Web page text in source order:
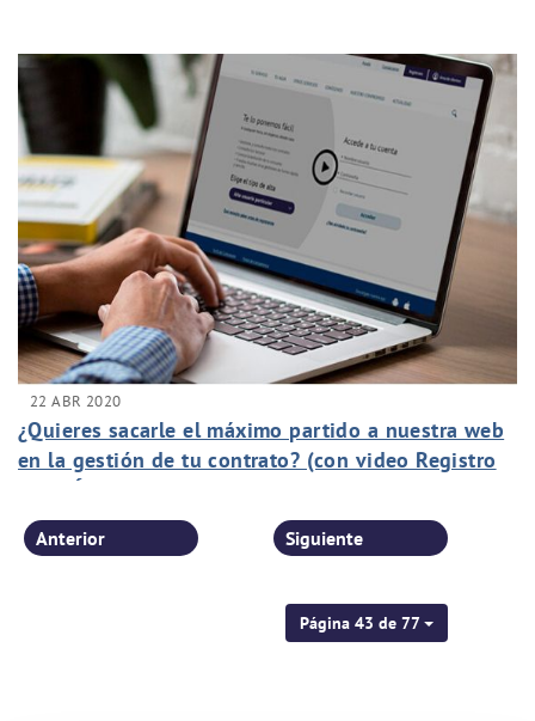
22 ABR 2020
¿Quieres sacarle el máximo partido a nuestra web
en la gestión de tu contrato? (con video Registro
en el Área de Clientes)
Página 43 de 77
Anterior Siguiente